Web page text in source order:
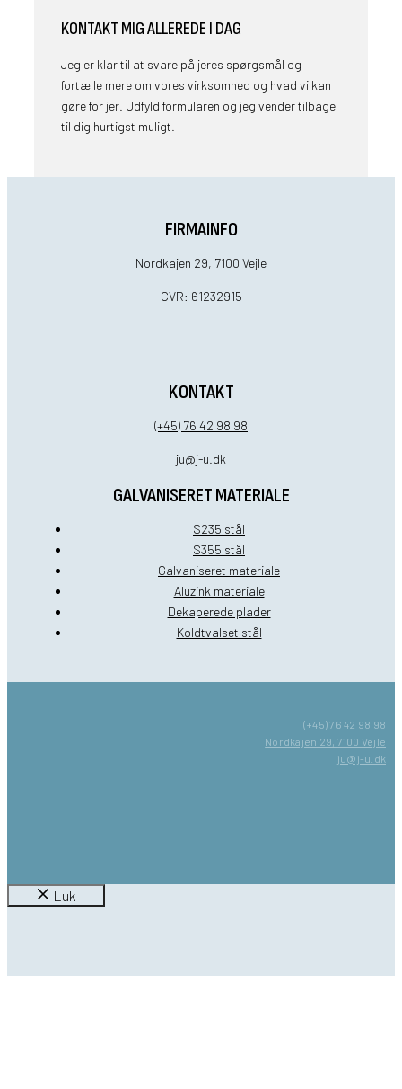
KONTAKT MIG ALLEREDE I DAG
Jeg er klar til at svare på jeres spørgsmål og
fortælle mere om vores virksomhed og hvad vi kan
gøre for jer. Udfyld formularen og jeg vender tilbage
til dig hurtigst muligt.
FIRMAINFO
Nordkajen 29, 7100 Vejle
CVR: 61232915
KONTAKT
(+45) 76 42 98 98
ju@j-u.dk
GALVANISERET MATERIALE
S235 stål
S355 stål
Galvaniseret materiale
Aluzink materiale
Dekaperede plader
Koldtvalset stål
(+45) 76 42 98 98
Nordkajen 29, 7100 Vejle
ju@j-u.dk
Luk